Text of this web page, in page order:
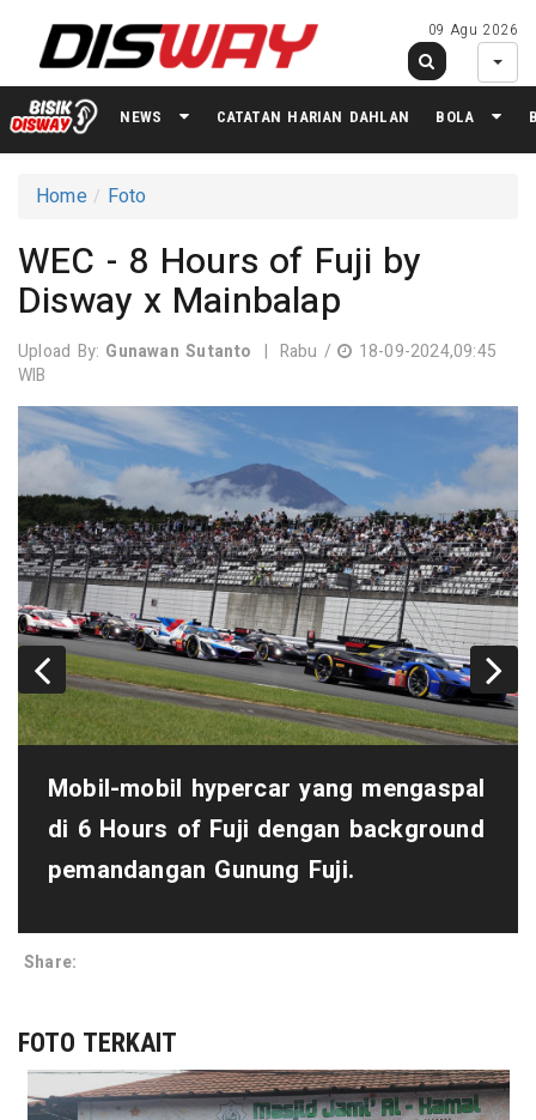
09 Agu 2026
NEWS CATATAN HARIAN DAHLAN BOLA
Home Foto
WEC - 8 Hours of Fuji by
Disway x Mainbalap
Upload By: Gunawan Sutanto | Rabu /
18-09-2024,09:45
WIB
Mobil-mobil hypercar yang mengaspal
di 6 Hours of Fuji dengan background
pemandangan Gunung Fuji.
Share:
FOTO TERKAIT